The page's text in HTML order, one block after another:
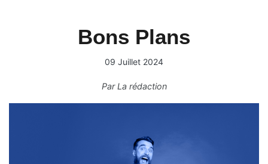
Bons Plans
09 Juillet 2024
ParLa rédaction